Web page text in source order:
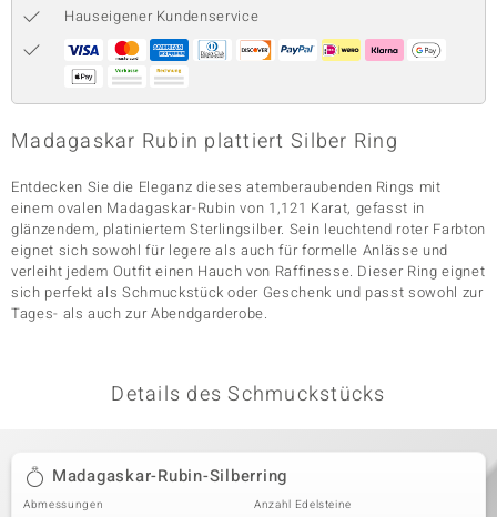
Classics
Hauseigener Kundenservice
Madagaskar Rubin plattiert Silber Ring
Entdecken Sie die Eleganz dieses atemberaubenden Rings mit
einem ovalen Madagaskar-Rubin von 1,121 Karat, gefasst in
glänzendem, platiniertem Sterlingsilber. Sein leuchtend roter Farbton
eignet sich sowohl für legere als auch für formelle Anlässe und
verleiht jedem Outfit einen Hauch von Raffinesse. Dieser Ring eignet
sich perfekt als Schmuckstück oder Geschenk und passt sowohl zur
Tages- als auch zur Abendgarderobe.
Details des Schmuckstücks
Madagaskar-Rubin-Silberring
Abmessungen Anzahl Edelsteine